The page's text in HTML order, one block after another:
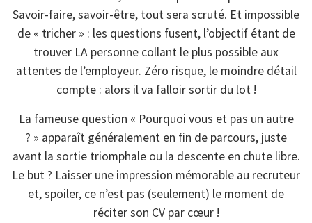
Savoir-faire, savoir-être, tout sera scruté. Et impossible
de « tricher » : les questions fusent, l’objectif étant de
trouver LA personne collant le plus possible aux
attentes de l’employeur. Zéro risque, le moindre détail
compte : alors il va falloir sortir du lot !
La fameuse question « Pourquoi vous et pas un autre
? » apparaît généralement en fin de parcours, juste
avant la sortie triomphale ou la descente en chute libre.
Le but ? Laisser une impression mémorable au recruteur
et, spoiler, ce n’est pas (seulement) le moment de
réciter son CV par cœur !